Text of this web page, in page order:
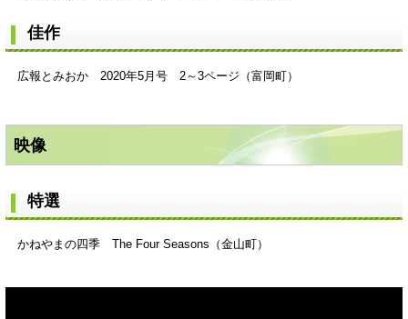
佳作
広報とみおか 2020年5月号 2～3ページ（富岡町）
映像
特選
かねやまの四季 The Four Seasons（金山町）